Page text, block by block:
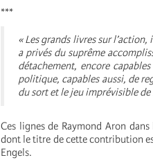
***
« Les grands livres sur
a privés du suprême
détachement, encore
politique, capables aussi, de
du sort et le jeu imprévisible
Ces lignes de Raymond Aron
dont le titre de cette contribution
Engels.